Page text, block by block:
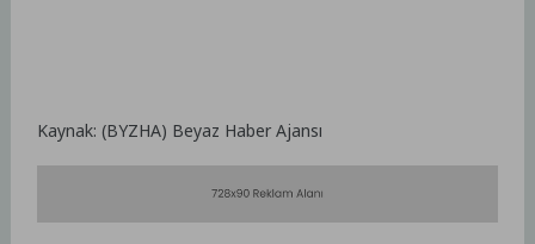
Kaynak: (BYZHA) Beyaz Haber Ajansı